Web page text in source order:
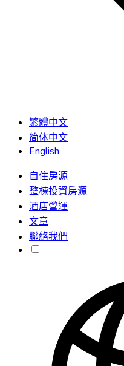
繁體中文
简体中文
English
自住房源
整棟投資房源
酒店營運
文章
聯絡我們